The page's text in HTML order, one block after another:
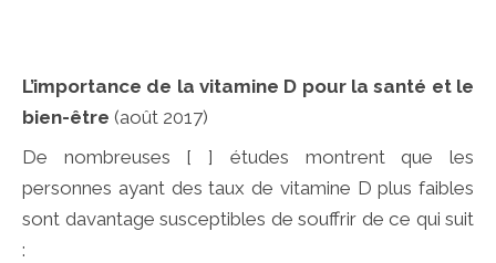
L’importance de la vitamine D pour la santé et le
bien-être (août 2017)
De nombreuses [ ] études montrent que les
personnes ayant des taux de vitamine D plus faibles
sont davantage susceptibles de souffrir de ce qui suit
: